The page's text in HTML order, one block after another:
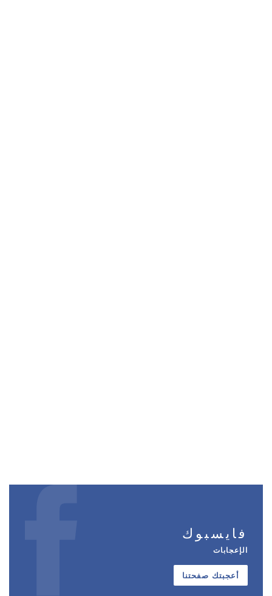
فايسبوك
الإعجابات
أعجبتك صفحتنا